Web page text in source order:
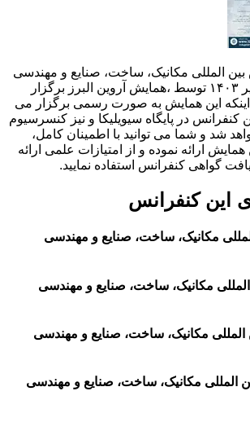
المللی مکانیک، ساخت، صنایع و مهندسی
عمران در تاریخ ۳۱ تیر ۱۴۰۳ توسط ،همایش آروین البرز برگزار
اینکه این همایش به صورت رسمی برگزار می
کنفرانس در پایگاه سیویلیکا و نیز کنسرسیوم
شد و شما می توانید با اطمینان کامل،
ارائه نموده و از امتیازات علمی ارائه
گواهی کنفرانس استفاده نمایید.
این کنفرانس
مکانیک، ساخت، صنایع و مهندسی
مکانیک، ساخت، صنایع و مهندسی
مکانیک، ساخت، صنایع و مهندسی
المللی مکانیک، ساخت، صنایع و مهندسی